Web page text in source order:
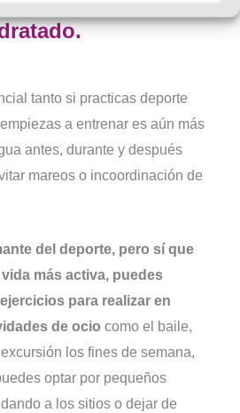
tanto si practicas deporte
a entrenar es aún más
antes, durante y después
mareos o incoordinación de
del deporte, pero sí que
más activa, puedes
para realizar en
de ocio como el baile,
los fines de semana,
optar por pequeños
a los sitios o dejar de